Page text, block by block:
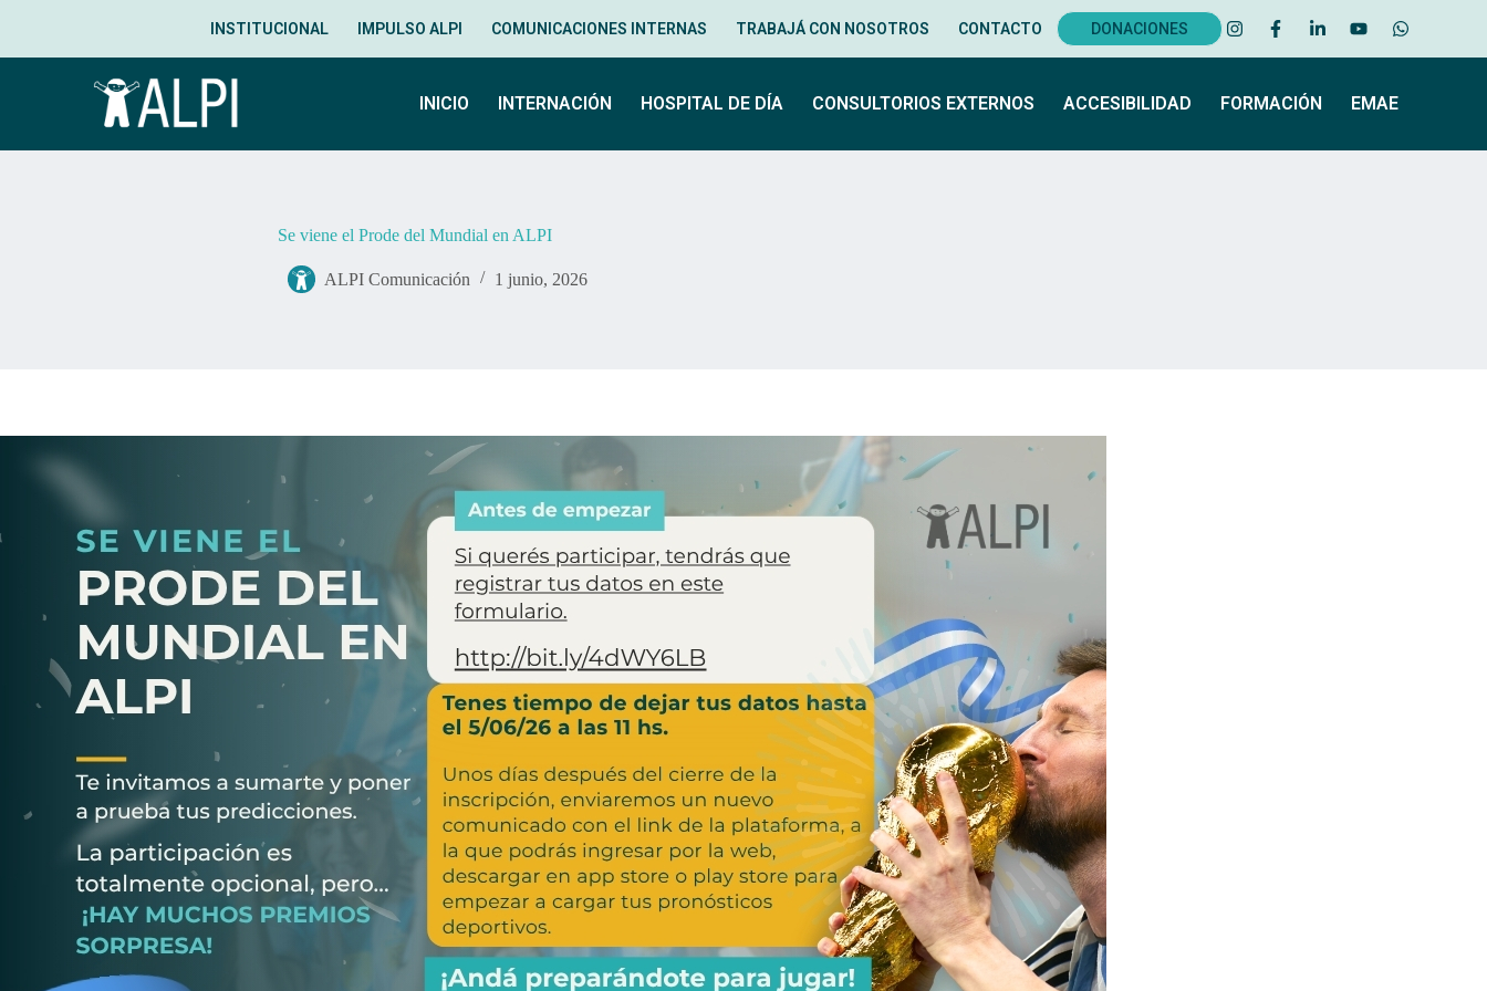
INSTITUCIONAL IMPULSO ALPI COMUNICACIONES INTERNAS TRABAJÁ CON NOSOTROS CONTACTO DONACIONES
INICIO INTERNACIÓN HOSPITAL DE DÍA CONSULTORIOS EXTERNOS ACCESIBILIDAD FORMACIÓN EMAE
Se viene el Prode del Mundial en ALPI
ALPI Comunicación 1 junio, 2026